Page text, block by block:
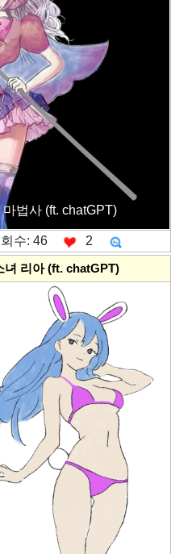
법사 (ft. chatGPT)
수: 46 2
녀 리아 (ft. chatGPT)